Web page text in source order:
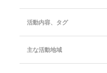
活動内容、タグ
主な活動地域